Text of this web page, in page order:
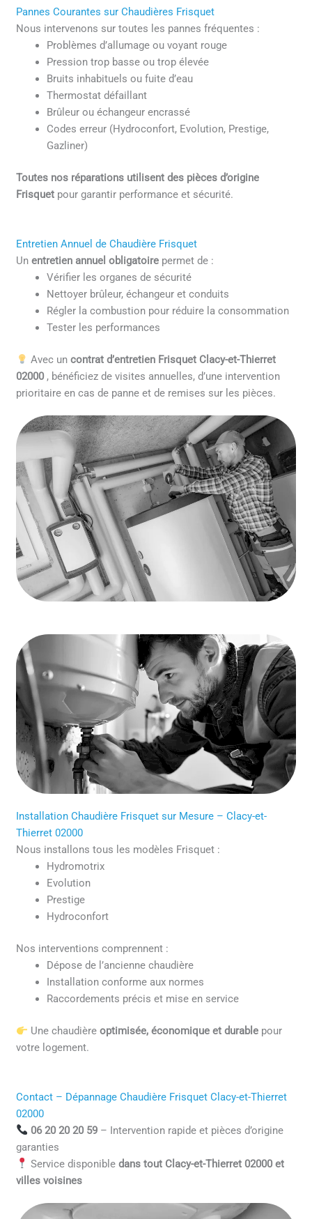
Pannes Courantes sur Chaudières Frisquet
Nous intervenons sur toutes les pannes fréquentes :
Problèmes d’allumage ou voyant rouge
Pression trop basse ou trop élevée
Bruits inhabituels ou fuite d’eau
Thermostat défaillant
Brûleur ou échangeur encrassé
Codes erreur (Hydroconfort, Evolution, Prestige,
Gazliner)
Toutes nos réparations utilisent des pièces d’origine
Frisquet pour garantir performance et sécurité.
Entretien Annuel de Chaudière Frisquet
Unentretien annuel obligatoire permet de :
Vérifier les organes de sécurité
Nettoyer brûleur, échangeur et conduits
Régler la combustion pour réduire la consommation
Tester les performances
Avec un contrat d’entretien Frisquet Clacy-et-Thierret
02000 , bénéficiez de visites annuelles, d’une intervention
prioritaire en cas de panne et de remises sur les pièces.
Installation Chaudière Frisquet sur Mesure – Clacy-et-
Thierret 02000
Nous installons tous les modèles Frisquet :
Hydromotrix
Evolution
Prestige
Hydroconfort
Nos interventions comprennent :
Dépose de l’ancienne chaudière
Installation conforme aux normes
Raccordements précis et mise en service
Une chaudière optimisée, économique et durablepour
votre logement.
Contact – Dépannage Chaudière Frisquet Clacy-et-Thierret
02000
06 20 20 20 59– Intervention rapide et pièces d’origine
garanties
Service disponible dans tout Clacy-et-Thierret 02000 et
villes voisines